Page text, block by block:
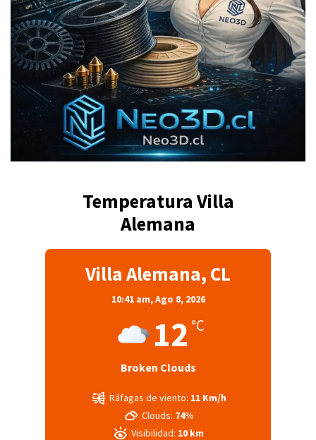
Temperatura Villa
Alemana
Villa Alemana, CL
10:41 am,Ago 8, 2026
12 °C
Broken Clouds
Ráfagas de viento: 11 Km/h
Clouds: 74%
Visibilidad: 10 km